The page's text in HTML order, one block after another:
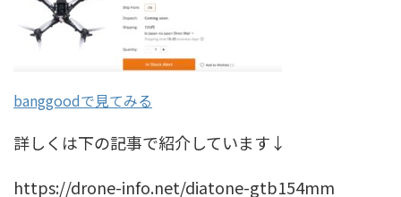
banggoodで見てみる
詳しくは下の記事で紹介しています↓
https://drone-info.net/diatone-gtb154mm